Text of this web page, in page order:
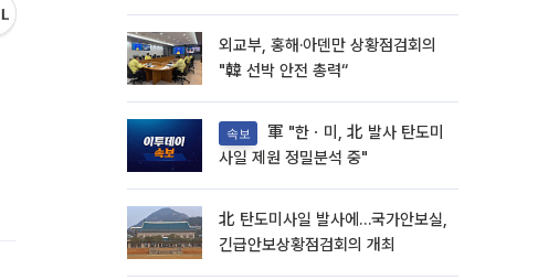
외교부, 홍해·아덴만 상황점검회의
"韓 선박 안전 총력“
속보
사일 제원 정밀분석 중"
北 탄도미사일 발사에…국가안보실,
긴급안보상황점검회의 개최